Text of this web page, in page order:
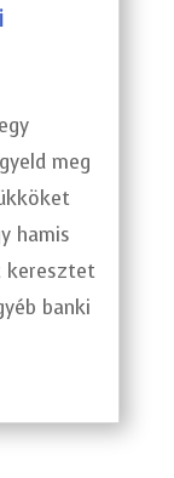
meg
hamis
keresztet
banki